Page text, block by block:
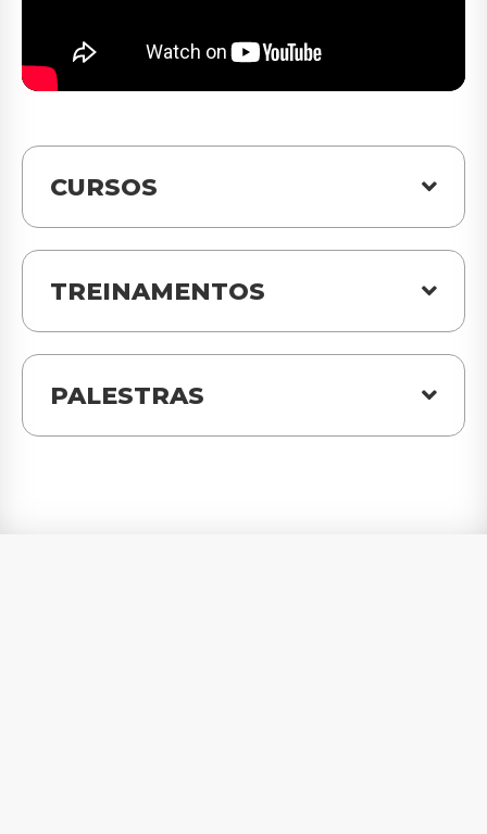
CURSOS
TREINAMENTOS
PALESTRAS